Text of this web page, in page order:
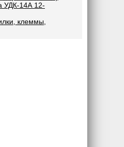
УДК-14А 12-
клеммы,